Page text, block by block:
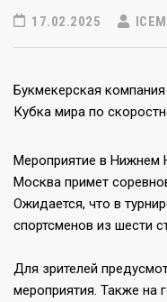
17.02.2025
Букмекерская
Кубка мира по
Мероприятие в Нижнем
Москва примет
Ожидается, что в
спортсменов из шести
Для зрителей
мероприятия. Также на